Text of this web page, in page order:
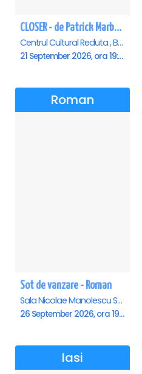
CLOSER - de Patrick Marber - Premiera - Brasov
Centrul Cultural Reduta , Brasov
21 September 2026, ora 19:00
Roman
Sot de vanzare - Roman
Sala Nicolae Manolescu Strunga (Sala de festivitati a Primariei Roman), Roman
26 September 2026, ora 19:00
Iasi